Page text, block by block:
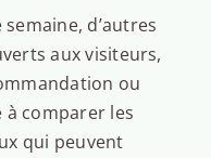
d’autres
aux visiteurs,
ou
à comparer les
qui peuvent